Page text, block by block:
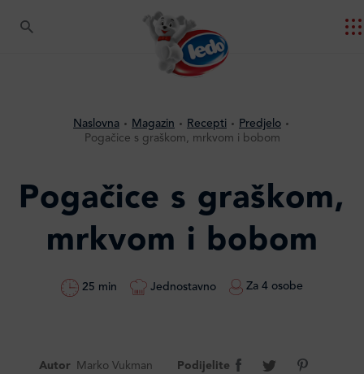
Naslovna Magazin Recepti
Predjelo
Pogačice s graškom, mrkvom i bobom
Pogačice s graškom,
mrkvom i bobom
25 min Jednostavno Za 4 osobe
Autor Marko Vukman Podijelite